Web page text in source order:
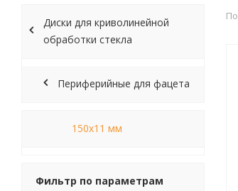
Диски для криволинейной
обработки стекла
Периферийные для фацета
150х11 мм
Фильтр по параметрам